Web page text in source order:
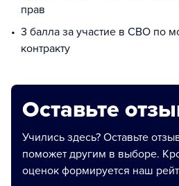
прав
3 балла за участие в СВО по
контракту
Оставьте
Учились здесь? Оставьте
поможет другим в выборе.
оценок формируется наш